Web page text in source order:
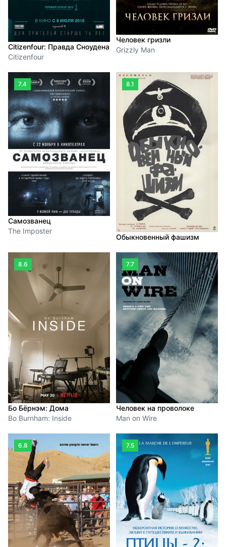
Citizenfour: Правда Сноудена
Citizenfour
Человек гризли
Grizzly Man
7.4
Самозванец
The Imposter
8.1
Обыкновенный фашизм
8.6
Бо Бёрнэм: Дома
Bo Burnham: Inside
7.7
Человек на проволоке
Man on Wire
6.8 7.5